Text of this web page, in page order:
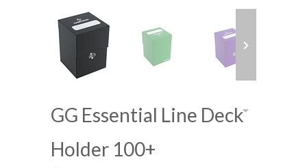
GG Essential Line Deck
Holder 100+